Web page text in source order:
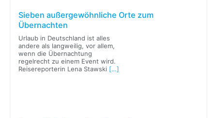
Sieben außergewöhnliche Orte zum
Übernachten
Urlaub in Deutschland ist alles
andere als langweilig, vor allem,
wenn die Übernachtung
regelrecht zu einem Event wird.
Reisereporterin Lena Stawski […]